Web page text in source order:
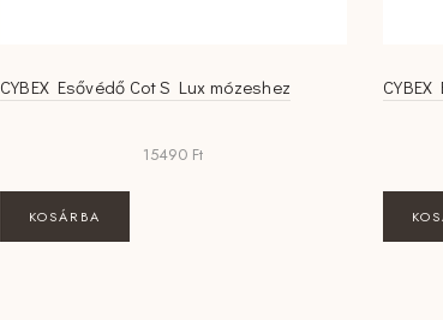
CYBEX Esővédő Cot S Lux mózeshez
15490 Ft
KOSÁRBA